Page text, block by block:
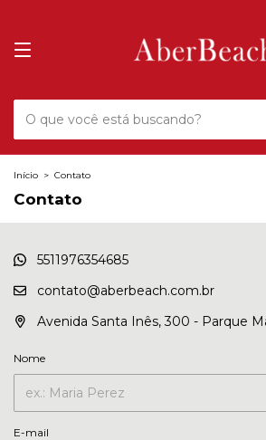
Início > Contato
Contato
5511976354685
contato@aberbeach.com.br
Avenida Santa Inês, 300 - Parque
Nome
E-mail